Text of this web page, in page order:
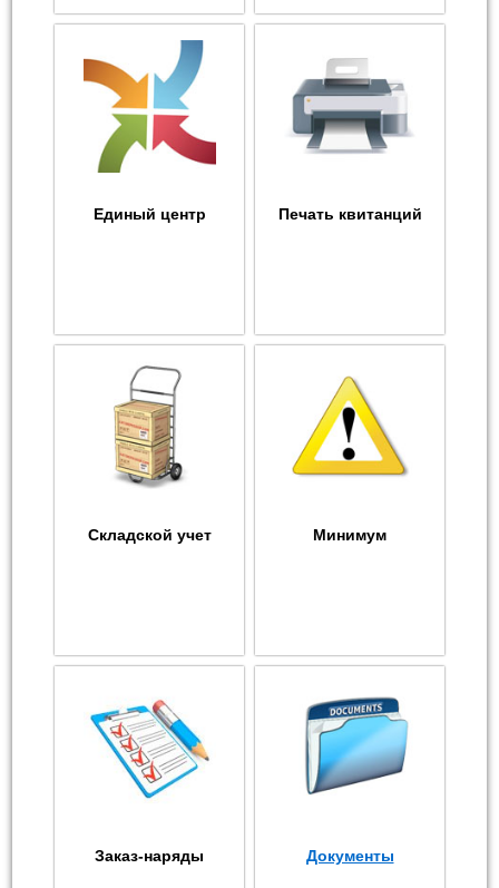
Единый центр Печать квитанций
Складской учет Минимум
Заказ-наряды Документы